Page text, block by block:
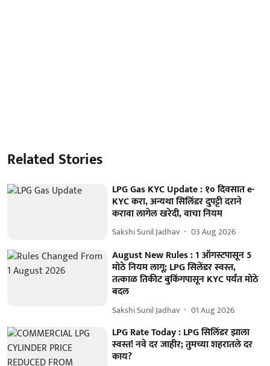
Related Stories
LPG Gas KYC Update : १० दिवसात e-
KYC करा, अन्यथा सिलिंडर दुपट्टी दराने
करावा लागेल खरेदी, वाचा नियम
Sakshi Sunil Jadhav 03 Aug 2026
August New Rules : 1 ऑगस्टपासून 5
मोठे नियम लागू; LPG सिलेंडर स्वस्त,
तत्काळ तिकीट बुकिंगपासून KYC पर्यंत मोठे
बदल
Sakshi Sunil Jadhav 01 Aug 2026
LPG Rate Today : LPG सिलिंडर झाला
स्वस्त! नवे दर जाहीर; तुमच्या शहरातले दर
काय?